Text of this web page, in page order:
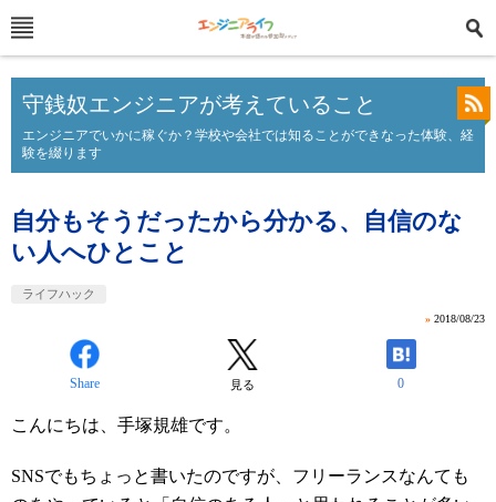
守銭奴エンジニアが考えていること
エンジニアでいかに稼ぐか？学校や会社では知ることができなった体験、経
験を綴ります
自分もそうだったから分かる、自信のな
い人へひとこと
ライフハック
» 2018/08/23
Share 見る 0
こんにちは、手塚規雄です。
SNSでもちょっと書いたのですが、フリーランスなんても